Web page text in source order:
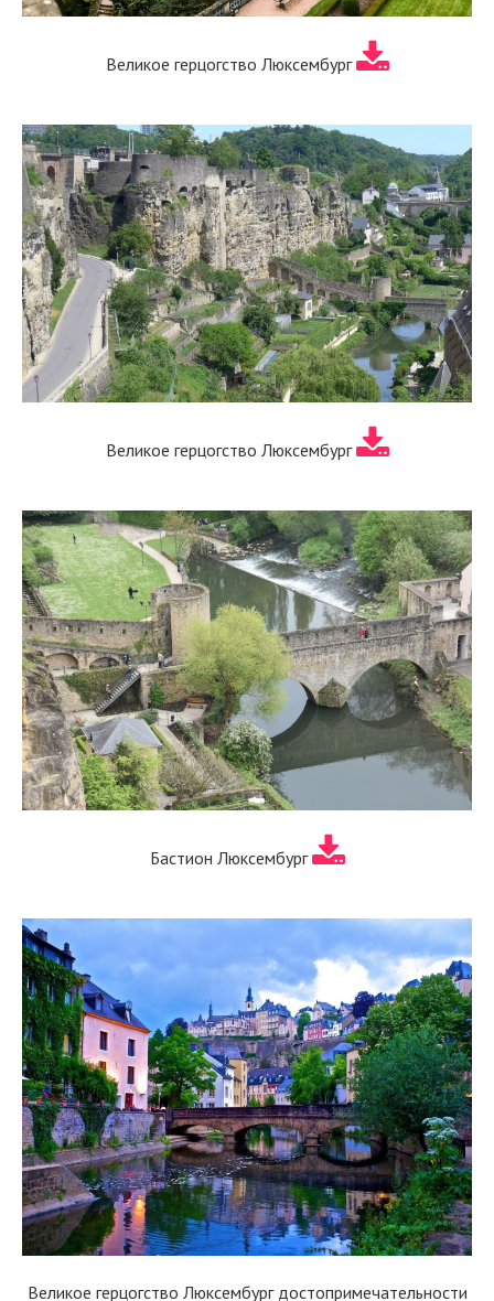
Великое герцогство Люксембург
Великое герцогство Люксембург
Бастион Люксембург
Великое герцогство Люксембург достопримечательности